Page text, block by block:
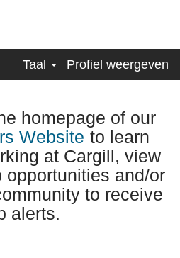
Taal Profiel weergeven
homepage of our
Website to learn
at Cargill, view
opportunities and/or
to receive
alerts.